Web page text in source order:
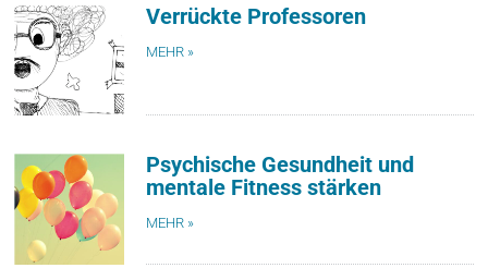
Verrückte Professoren
MEHR »
Psychische Gesundheit und
mentale Fitness stärken
MEHR »